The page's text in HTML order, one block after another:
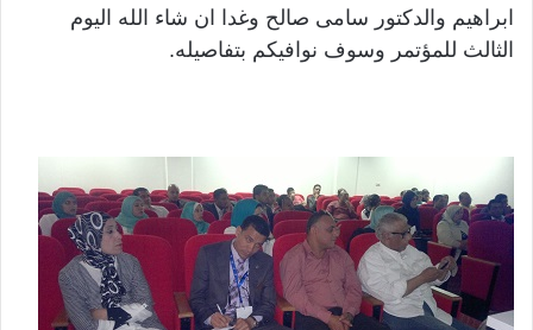
ابراهيم والدكتور سامى صالح وغدا ان شاء الله اليوم
الثالث للمؤتمر وسوف نوافيكم بتفاصيله.